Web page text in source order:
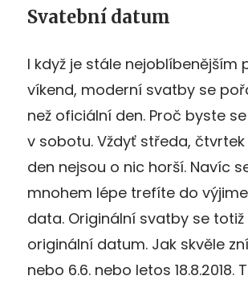
Svatební datum
I když je stále nejoblíbenějším
víkend, moderní svatby se
než oficiální den. Proč byste
v sobotu. Vždyť středa,
den nejsou o nic horší. Navíc
mnohem lépe trefíte do
data. Originální svatby se
originální datum. Jak skvěle
nebo 6.6. nebo letos 18.8.2018.